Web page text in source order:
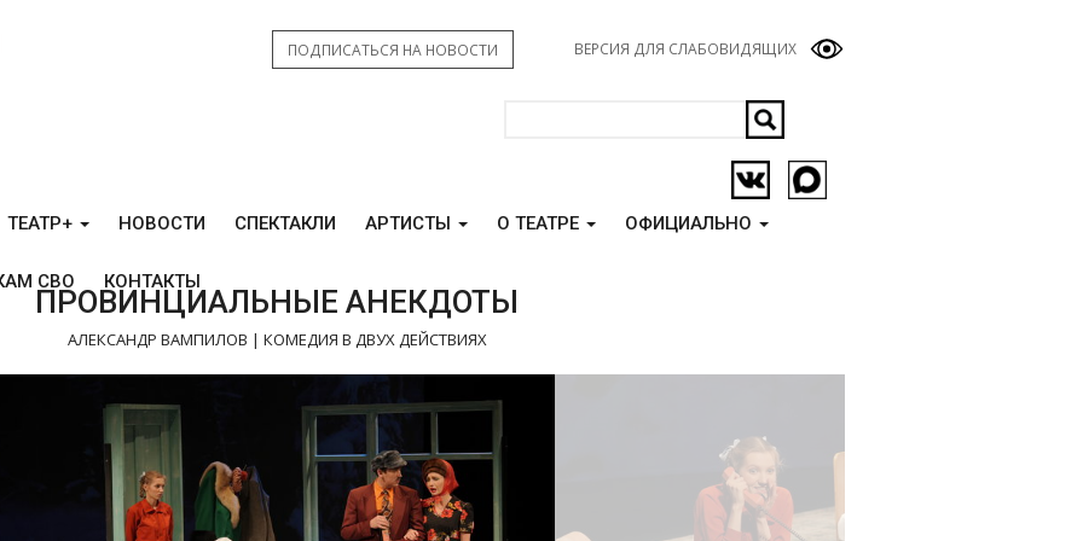
ВЕРСИЯ ДЛЯ СЛАБОВИДЯЩИХ
ПОДПИСАТЬСЯ НА НОВОСТИ
ТЕАТР+ НОВОСТИ СПЕКТАКЛИ АРТИСТЫ О ТЕАТРЕ ОФИЦИАЛЬНО
СВО КОНТАКТЫ
ПРОВИНЦИАЛЬНЫЕ АНЕКДОТЫ
АЛЕКСАНДР ВАМПИЛОВ | КОМЕДИЯ В ДВУХ ДЕЙСТВИЯХ